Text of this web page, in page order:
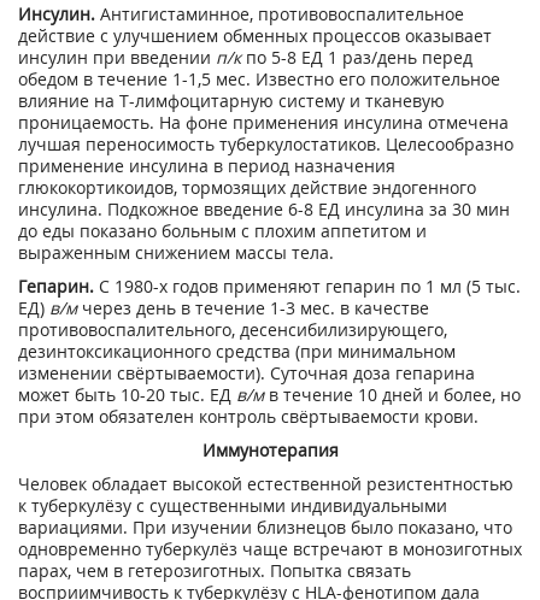
Инсулин. Антигистаминное, противовоспалительное
действие с улучшением обменных процессов оказывает
инсулин при введении п/кпо 5-8 ЕД 1 раз/день перед
обедом в течение 1-1,5 мес. Известно его положительное
влияние на Т-лимфоцитарную систему и тканевую
проницаемость. На фоне применения инсулина отмечена
лучшая переносимость туберкулостатиков. Целесообразно
применение инсулина в период назначения
глюкокортикоидов, тормозящих действие эндогенного
инсулина. Подкожное введение 6-8 ЕД инсулина за 30 мин
до еды показано больным с плохим аппетитом и
выраженным снижением массы тела.
Гепарин. С 1980-х годов применяют гепарин по 1 мл (5 тыс.
ЕД) в/м через день в течение 1-3 мес. в качестве
противовоспалительного, десенсибилизирующего,
дезинтоксикационного средства (при минимальном
изменении свёртываемости). Суточная доза гепарина
может быть 10-20 тыс. ЕД в/мв течение 10 дней и более, но
при этом обязателен контроль свёртываемости крови.
Иммунотерапия
Человек обладает высокой естественной резистентностью
к туберкулёзу с существенными индивидуальными
вариациями. При изучении близнецов было показано, что
одновременно туберкулёз чаще встречают в монозиготных
парах, чем в гетерозиготных. Попытка связать
восприимчивость к туберкулёзу с HLA-фенотипом дала